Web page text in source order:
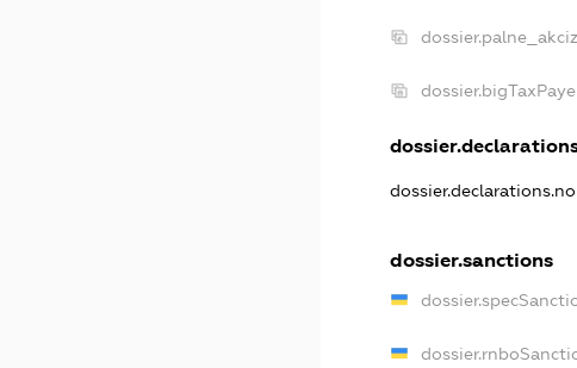
dossier.palne_akciz
dossier.sanctions